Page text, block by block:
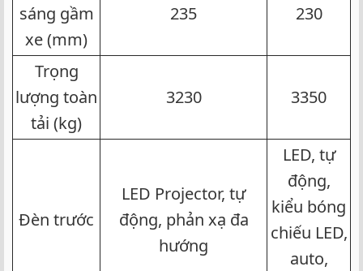
sáng gầm
xe (mm)​
235​ 230​
Trọng
lượng toàn
tải (kg)​
3230​ 3350​
Đèn trước​
LED Projector, tự
động, phản xạ đa
hướng​
LED, tự
động,
kiểu bóng
chiếu LED,
auto,